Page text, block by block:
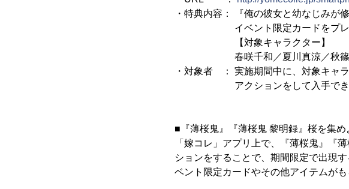
・特典内容： 『俺の彼女と幼なじみが
イベント限定カードをプレ
【対象キャラクター】
春咲千和／夏川真涼／秋篠姫
・対象者 ： 実施期間中に、対象キャ
アクションをして入手できる『
■『薄桜鬼』『薄桜鬼 黎明録』桜を集
「嫁コレ」アプリ上で、『薄桜鬼』『
ションをすることで、期間限定で出現
ベント限定カードやその他アイテムがも